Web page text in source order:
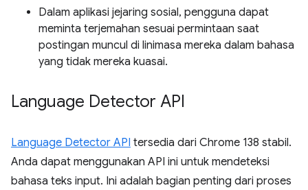
Dalam aplikasi jejaring sosial, pengguna dapat
meminta terjemahan sesuai permintaan saat
postingan muncul di linimasa mereka dalam bahasa
yang tidak mereka kuasai.
Language Detector API
Language Detector API tersedia dari Chrome 138 stabil.
Anda dapat menggunakan API ini untuk mendeteksi
bahasa teks input. Ini adalah bagian penting dari proses